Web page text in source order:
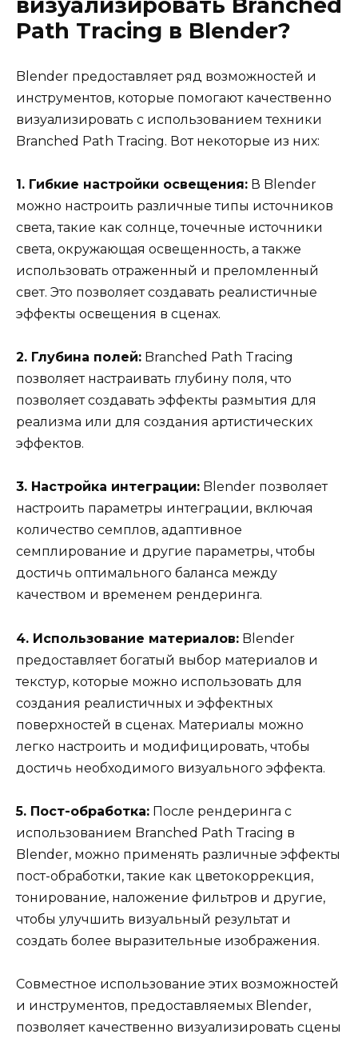
Path Tracing в Blender?
Blender предоставляет ряд возможностей и
инструментов, которые помогают качественно
визуализировать с использованием техники
Branched Path Tracing. Вот некоторые из них:
1. Гибкие настройки освещения: В Blender
можно настроить различные типы источников
света, такие как солнце, точечные источники
света, окружающая освещенность, а также
использовать отраженный и преломленный
свет. Это позволяет создавать реалистичные
эффекты освещения в сценах.
2. Глубина полей: Branched Path Tracing
позволяет настраивать глубину поля, что
позволяет создавать эффекты размытия для
реализма или для создания артистических
эффектов.
3. Настройка интеграции: Blender позволяет
настроить параметры интеграции, включая
количество семплов, адаптивное
семплирование и другие параметры, чтобы
достичь оптимального баланса между
качеством и временем рендеринга.
4. Использование материалов: Blender
предоставляет богатый выбор материалов и
текстур, которые можно использовать для
создания реалистичных и эффектных
поверхностей в сценах. Материалы можно
легко настроить и модифицировать, чтобы
достичь необходимого визуального эффекта.
5. Пост-обработка: После рендеринга с
использованием Branched Path Tracing в
Blender, можно применять различные эффекты
пост-обработки, такие как цветокоррекция,
тонирование, наложение фильтров и другие,
чтобы улучшить визуальный результат и
создать более выразительные изображения.
Совместное использование этих возможностей
и инструментов, предоставляемых Blender,
позволяет качественно визуализировать сцены